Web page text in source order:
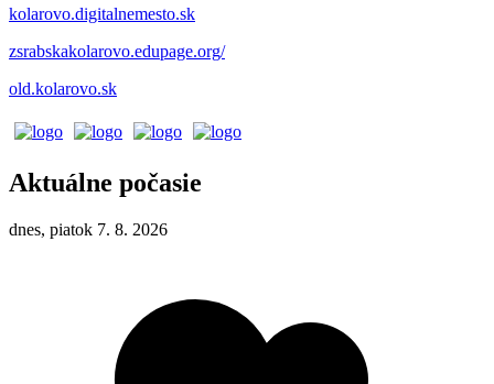
kolarovo.digitalnemesto.sk
zsrabskakolarovo.edupage.org/
old.kolarovo.sk
Aktuálne počasie
dnes, piatok 7. 8. 2026